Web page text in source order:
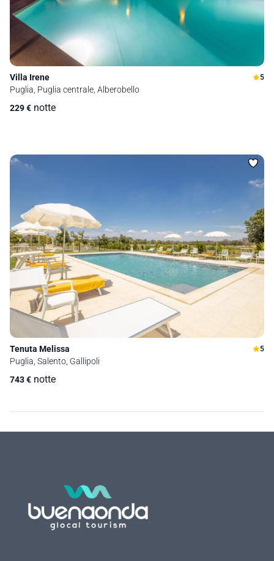
Villa Irene 5
Puglia, Puglia centrale, Alberobello
229€ notte
Tenuta Melissa 5
Puglia, Salento, Gallipoli
743€ notte